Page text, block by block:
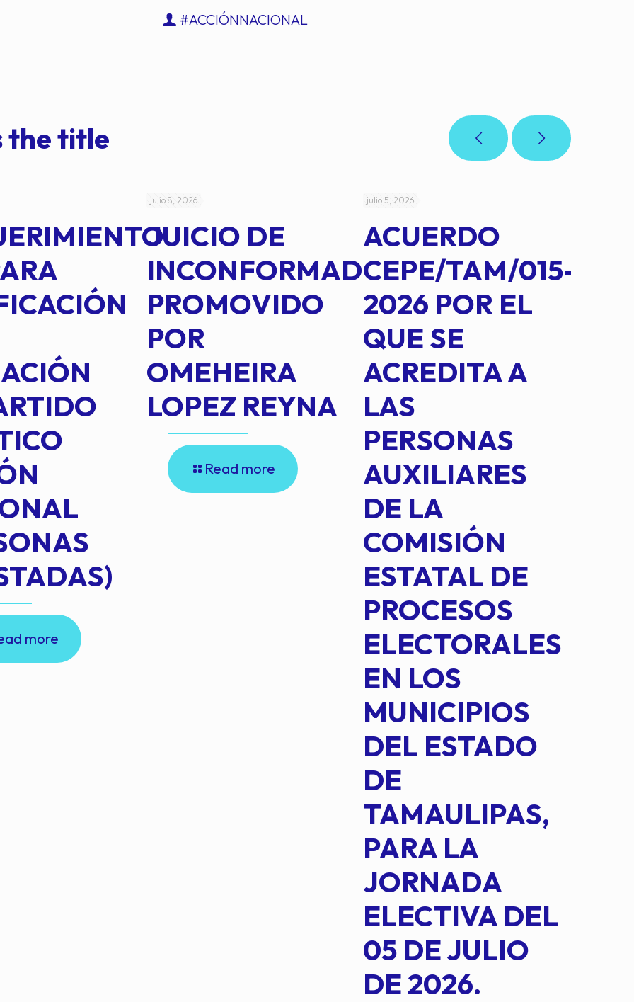
#ACCIÓNNACIONAL
the title
more
julio 8, 2026
JUICIO DE
INCONFORMAD
PROMOVIDO
POR
OMEHEIRA
LOPEZ REYNA
Read more
julio 5, 2026
ACUERDO
CEPE/TAM/015-
2026 POR EL
QUE SE
ACREDITA A
LAS
PERSONAS
AUXILIARES
DE LA
COMISIÓN
ESTATAL DE
PROCESOS
ELECTORALES
EN LOS
MUNICIPIOS
DEL ESTADO
DE
TAMAULIPAS,
PARA LA
JORNADA
ELECTIVA DEL
05 DE JULIO
DE 2026.